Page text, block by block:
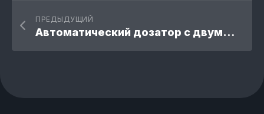
ПРЕДЫДУЩИЙ
Автоматический дозатор с двумя каналами